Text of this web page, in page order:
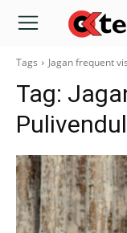
Tags Jagan frequent
Tag: